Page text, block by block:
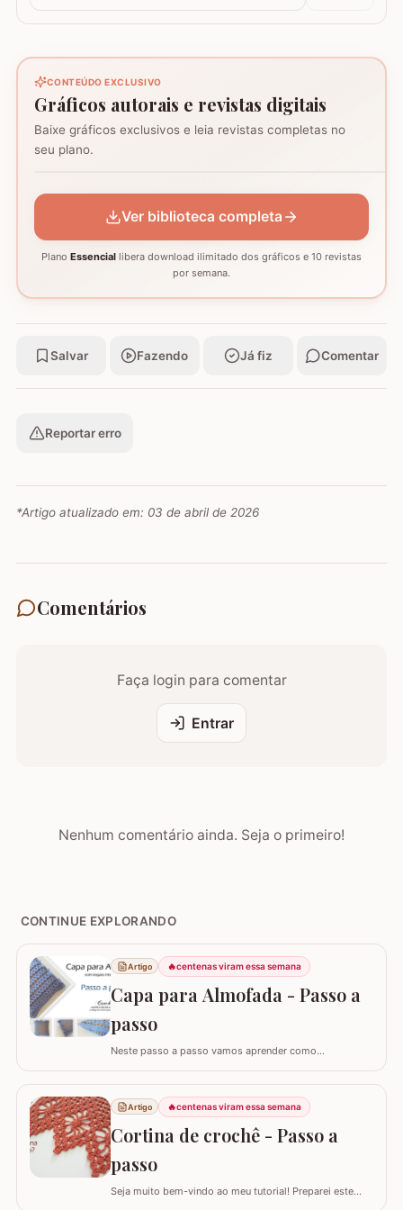
CONTEÚDO EXCLUSIVO
Gráficos autorais e revistas digitais
Baixe gráficos exclusivos e leia revistas completas no
seu plano.
Coração - Tapete
montagem
Ver biblioteca completa
Plano Essencial libera download ilimitado dos gráficos e 10 revistas
por semana.
Salvar Fazendo Já fiz Comentar
Reportar erro
*Artigo atualizado em: 03 de abril de 2026
Comentários
Faça login para comentar
Entrar
Nenhum comentário ainda. Seja o primeiro!
CONTINUE EXPLORANDO
Artigo 🔥centenas viram essa semana
Capa para Almofada - Passo a
passo
Neste passo a passo vamos aprender como
intercalados. Fiz a capa para almofada de 40 x 40 e
seguindo o passo a passo você consegue adaptar para
o tamanho desejado. Utilizei o fio Barroco Maxcolor da
Círculo S/A. Um fio extremamente macio por ser 100%…
Artigo 🔥centenas viram essa semana
Cortina de crochê - Passo a
passo
Seja muito bem-vindo ao meu tutorial! Preparei este